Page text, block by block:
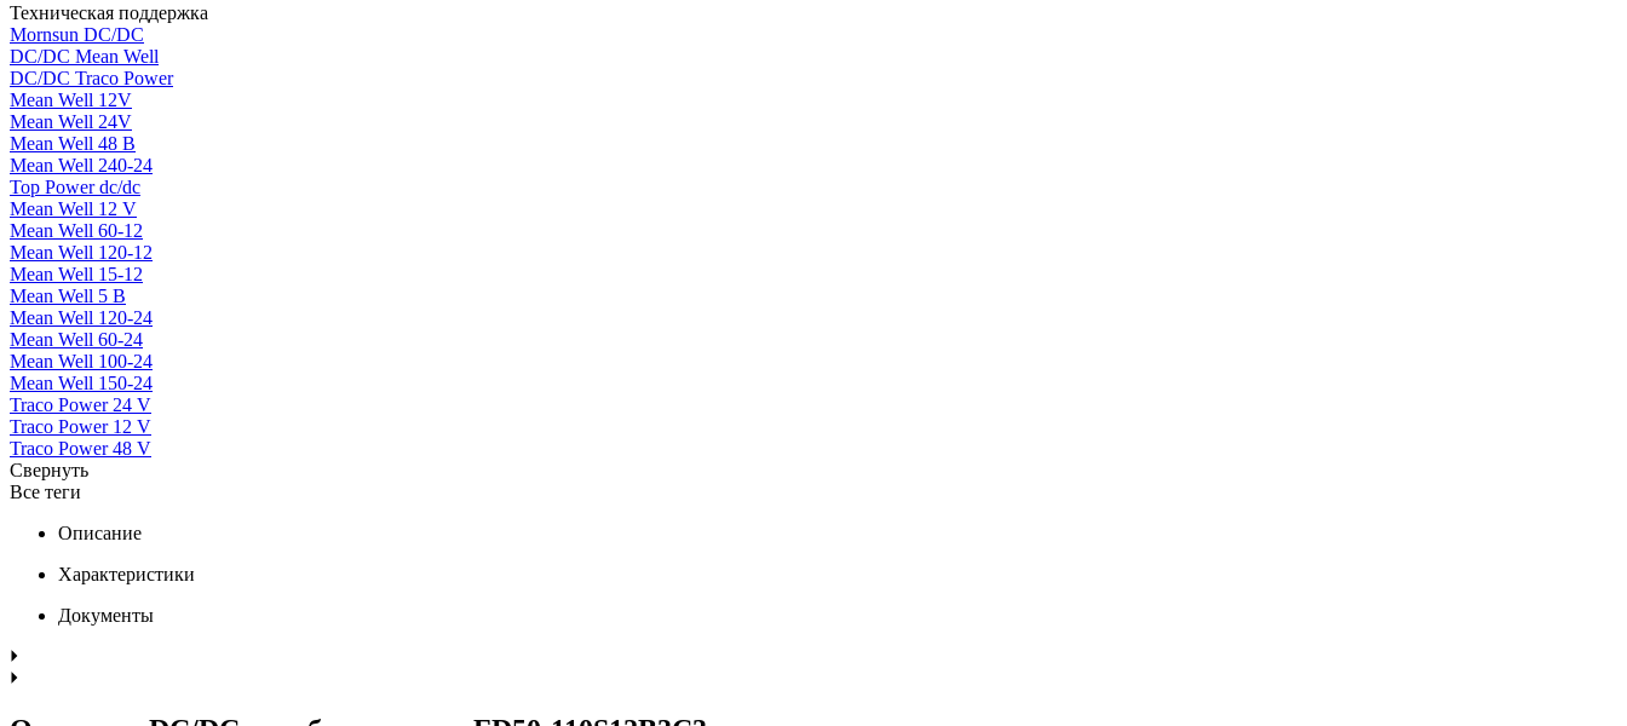
Техническая поддержка
Mornsun DC/DC
DC/DC Mean Well
DC/DC Traco Power
Mean Well 12V
Mean Well 24V
Mean Well 48 В
Mean Well 240-24
Top Power dc/dc
Mean Well 12 V
Mean Well 60-12
Mean Well 120-12
Mean Well 15-12
Mean Well 5 В
Mean Well 120-24
Mean Well 60-24
Mean Well 100-24
Mean Well 150-24
Traco Power 24 V
Traco Power 12 V
Traco Power 48 V
Свернуть
Все теги
Описание
Характеристики
Документы